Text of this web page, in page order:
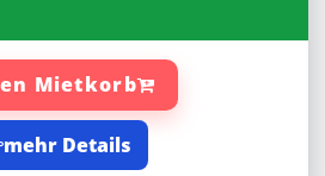
Mietkorb
mehr Details